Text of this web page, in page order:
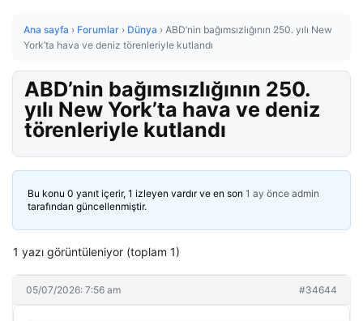
Ana sayfa › Forumlar › Dünya › ABD’nin bağımsızlığının 250. yılı New
York’ta hava ve deniz törenleriyle kutlandı
ABD’nin bağımsızlığının 250.
yılı New York’ta hava ve deniz
törenleriyle kutlandı
Bu konu 0 yanıt içerir, 1 izleyen vardır ve en son 1 ay önce admin
tarafından güncellenmiştir.
1 yazı görüntüleniyor (toplam 1)
05/07/2026: 7:56 am #34644